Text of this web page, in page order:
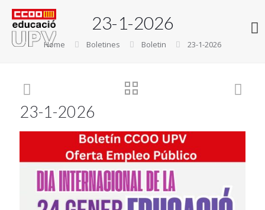
23-1-2026
Home Boletines Boletin 23-1-2026
23-1-2026